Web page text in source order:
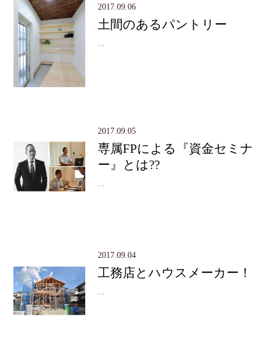
2017.09.06
土間のあるパントリー
2017.09.05
専属FPによる『資金セミナ
ー』とは??
2017.09.04
工務店とハウスメーカー！